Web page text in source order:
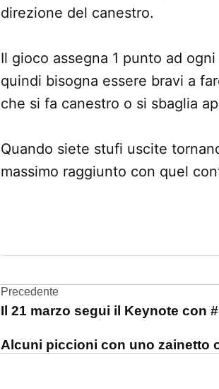
direzione del canestro.
Il gioco assegna 1 punto ad
quindi bisogna essere bravi a
che si fa canestro o si sbaglia
Quando siete stufi uscite
massimo raggiunto con quel
Store
Facebook
Navigazione
Precedente
Il 21 marzo segui il Keynote con
Alcuni piccioni con uno zainetto